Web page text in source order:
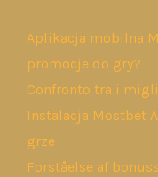
Aplikacja mobilna
promocje do gry?
Confronto tra i
Instalacja Mostbet
grze
Forståelse af